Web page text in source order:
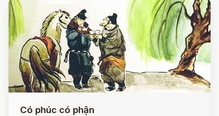
Có phúc có phận